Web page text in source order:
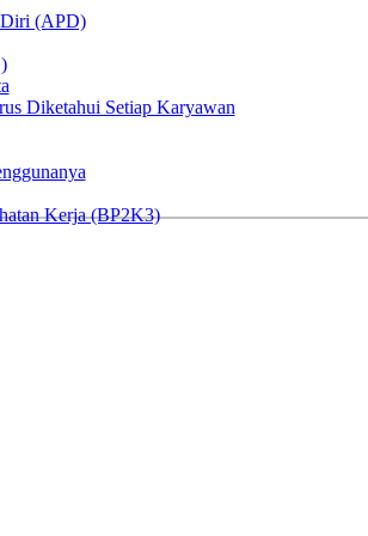
Diri (APD)
Diketahui Setiap Karyawan
Kerja (BP2K3)